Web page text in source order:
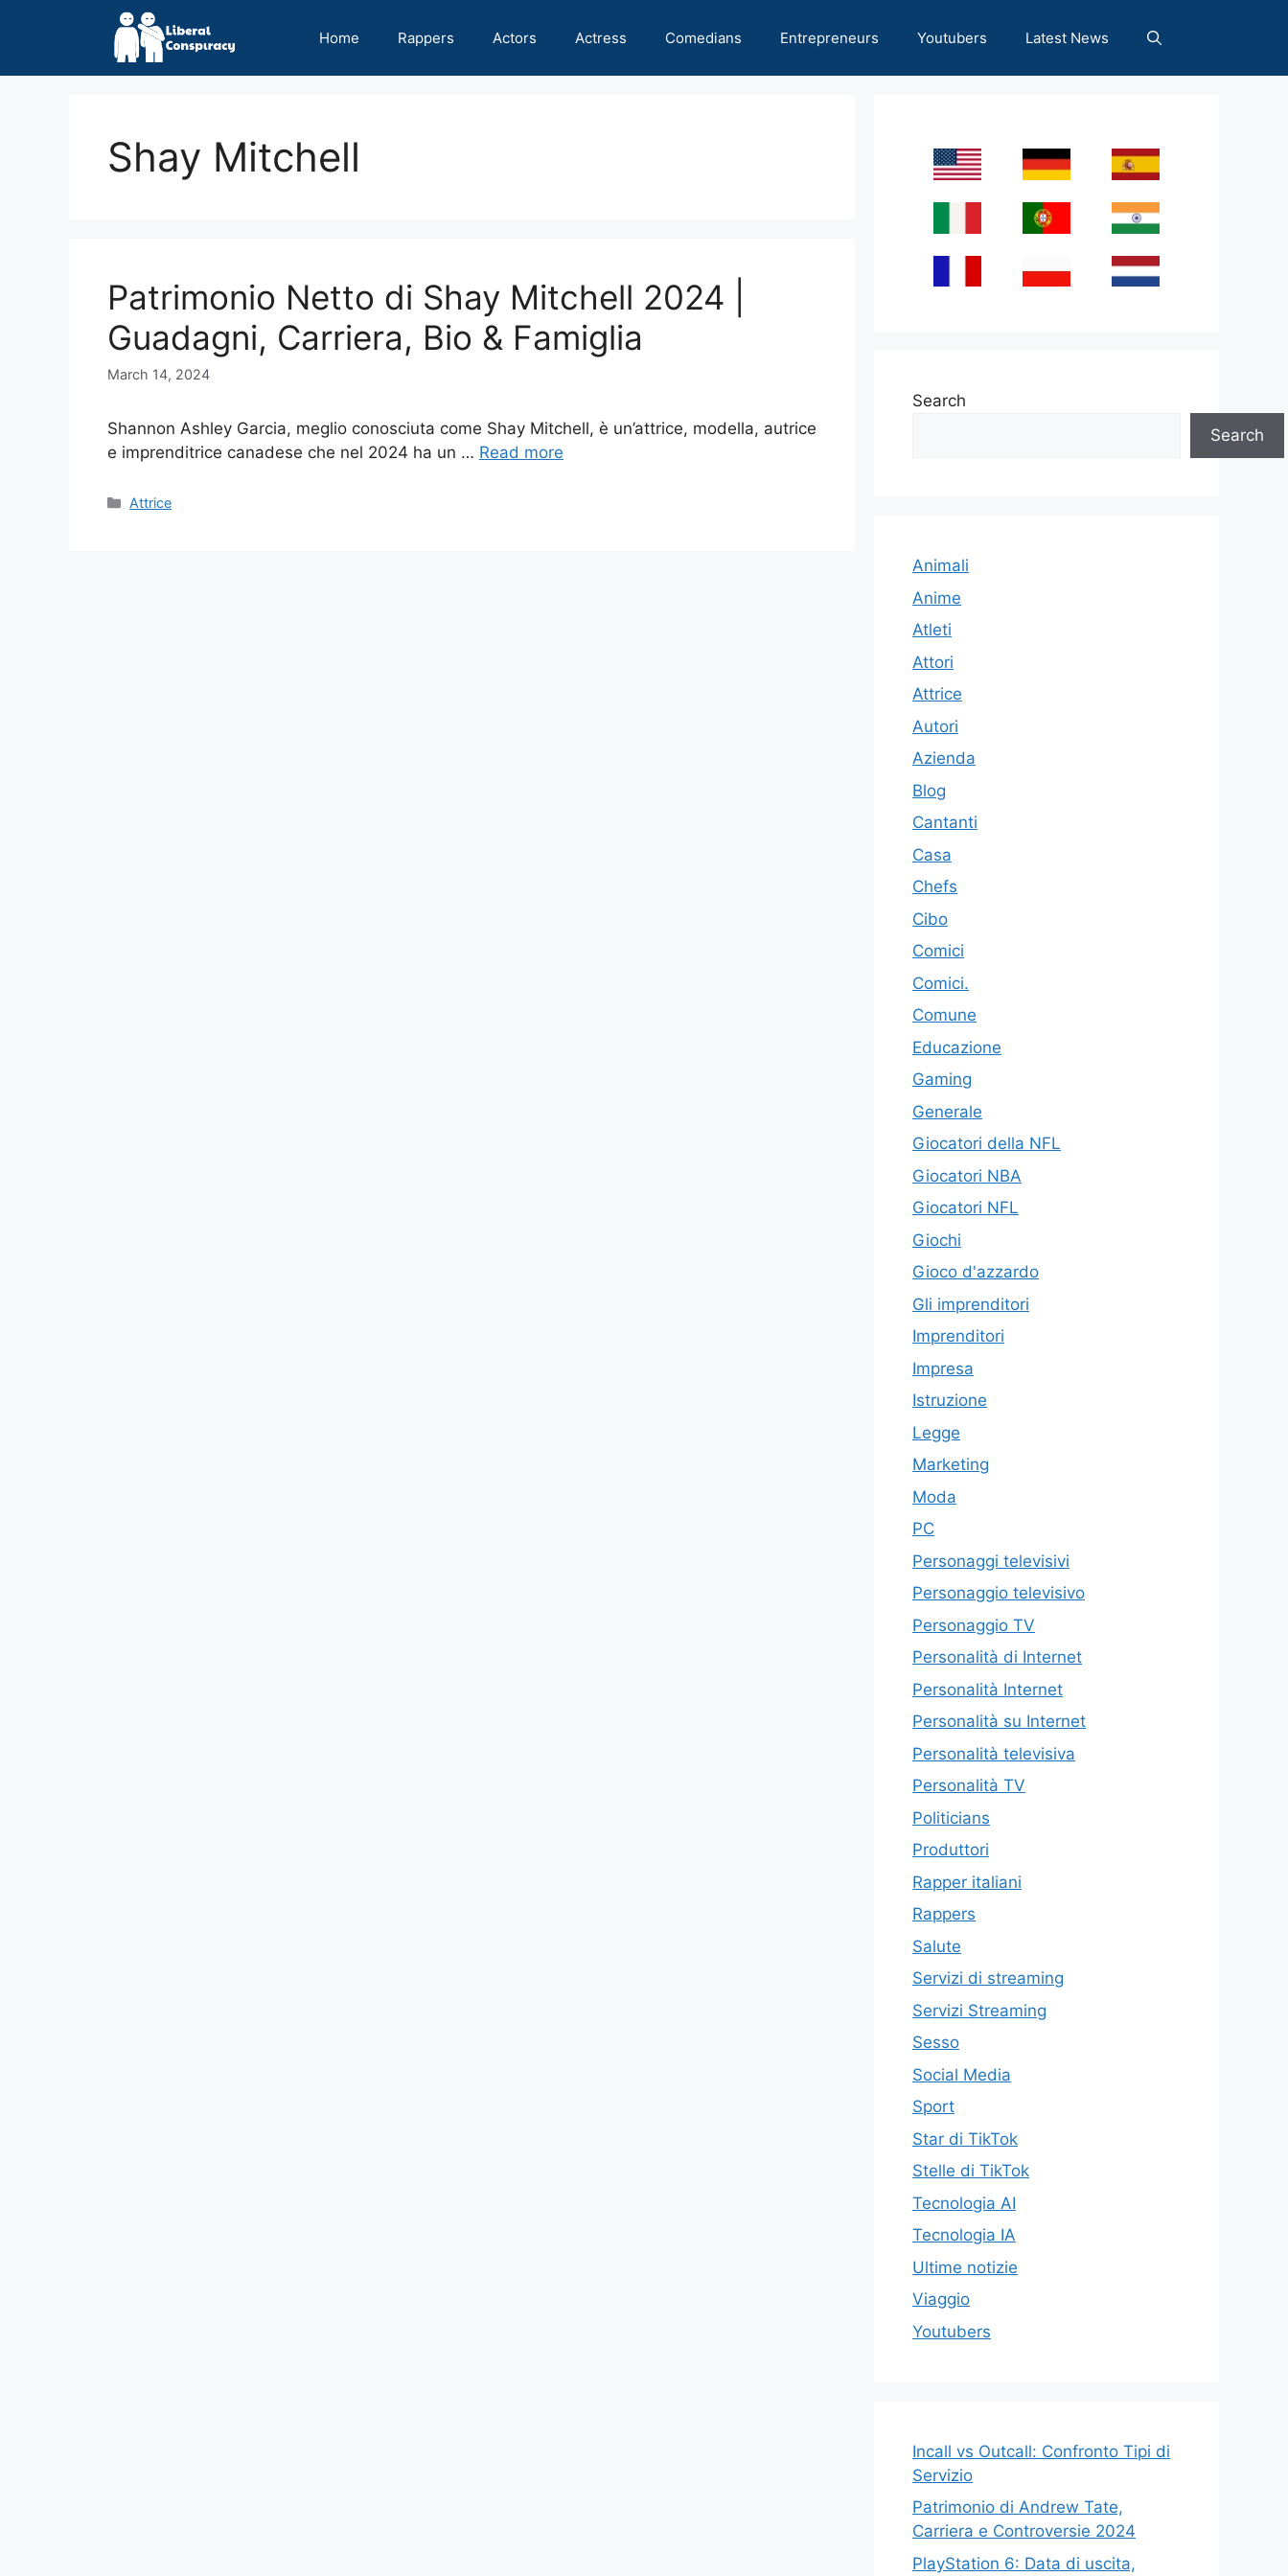
Home Rappers Actors Actress Comedians Entrepreneurs Youtubers Latest News
Shay Mitchell
Patrimonio Netto di Shay Mitchell 2024 |
Guadagni, Carriera, Bio & Famiglia
March 14, 2024
Shannon Ashley Garcia, meglio conosciuta come Shay Mitchell, è un’attrice, modella, autrice
e imprenditrice canadese che nel 2024 ha un … Read more
Categories
Attrice
Search
Search
Animali
Anime
Atleti
Attori
Attrice
Autori
Azienda
Blog
Cantanti
Casa
Chefs
Cibo
Comici
Comici.
Comune
Educazione
Gaming
Generale
Giocatori della NFL
Giocatori NBA
Giocatori NFL
Giochi
Gioco d'azzardo
Gli imprenditori
Imprenditori
Impresa
Istruzione
Legge
Marketing
Moda
PC
Personaggi televisivi
Personaggio televisivo
Personaggio TV
Personalità di Internet
Personalità Internet
Personalità su Internet
Personalità televisiva
Personalità TV
Politicians
Produttori
Rapper italiani
Rappers
Salute
Servizi di streaming
Servizi Streaming
Sesso
Social Media
Sport
Star di TikTok
Stelle di TikTok
Tecnologia AI
Tecnologia IA
Ultime notizie
Viaggio
Youtubers
Incall vs Outcall: Confronto Tipi di
Servizio
Patrimonio di Andrew Tate,
Carriera e Controversie 2024
PlayStation 6: Data di uscita,